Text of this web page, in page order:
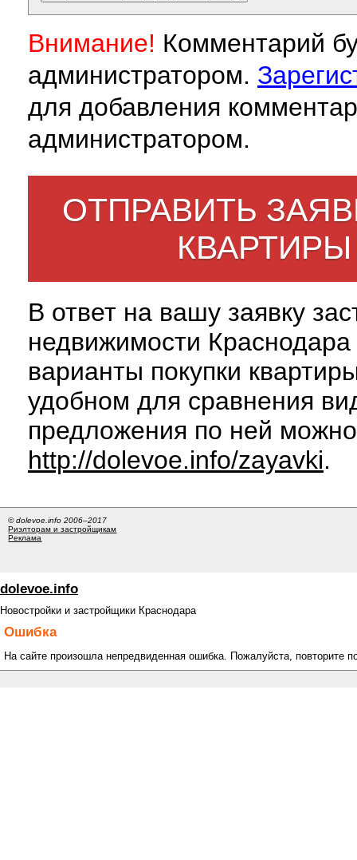
Внимание! Комментарий
администратором.
для добавления
администратором.
ОТПРАВИТЬ
В ответ на вашу заявку
недвижимости
варианты покупки
удобном для сравнения
предложения по ней
http://dolevoe.info/zayavki.
© dolevoe.info 2006–2017
Риэлторам и застройщикам
Реклама
dolevoe.info
Новостройки и застройщики Краснодара
Ошибка
На сайте произошла непредвиденная ошибка. Пожалуйста, повторите